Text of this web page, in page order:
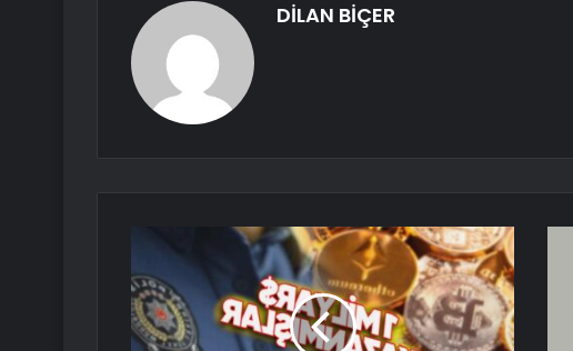
DİLAN BİÇER